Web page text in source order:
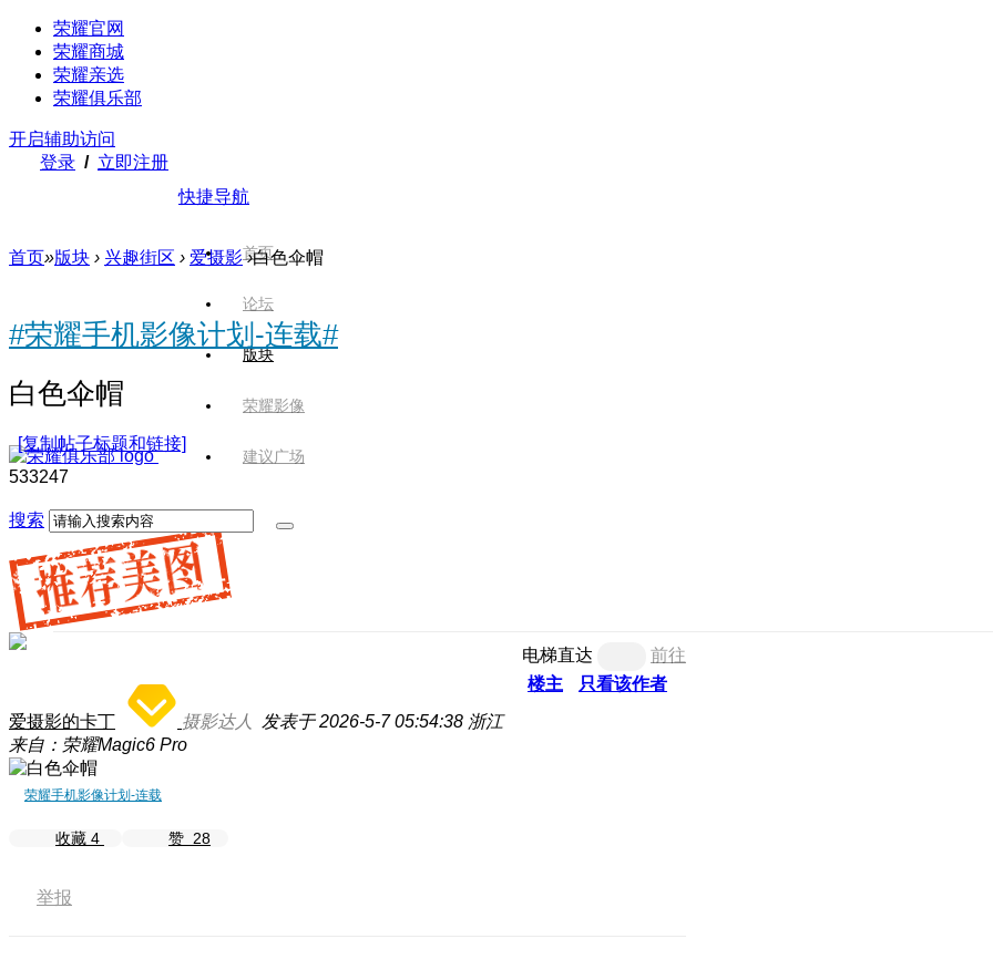
荣耀官网
荣耀商城
荣耀亲选
荣耀俱乐部
开启辅助访问
登录 / 立即注册
快捷导航
首页
论坛
版块
荣耀影像
建议广场
搜索
首页»版块 › 兴趣街区 › 爱摄影 ›白色伞帽
#荣耀手机影像计划-连载#
白色伞帽
[复制帖子标题和链接]
533247
电梯直达
前往
楼主
只看该作者
爱摄影的卡丁
摄影达人 发表于 2026-5-7 05:54:38 浙江
来自：荣耀Magic6 Pro
荣耀手机影像计划-连载
收藏 4 赞 28
举报